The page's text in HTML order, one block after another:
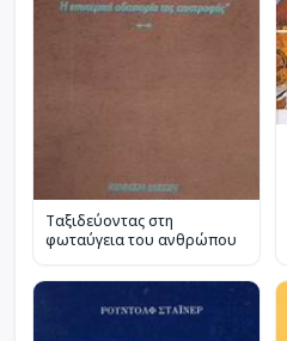
Ταξιδεύοντας στη
φωταύγεια του ανθρώπου